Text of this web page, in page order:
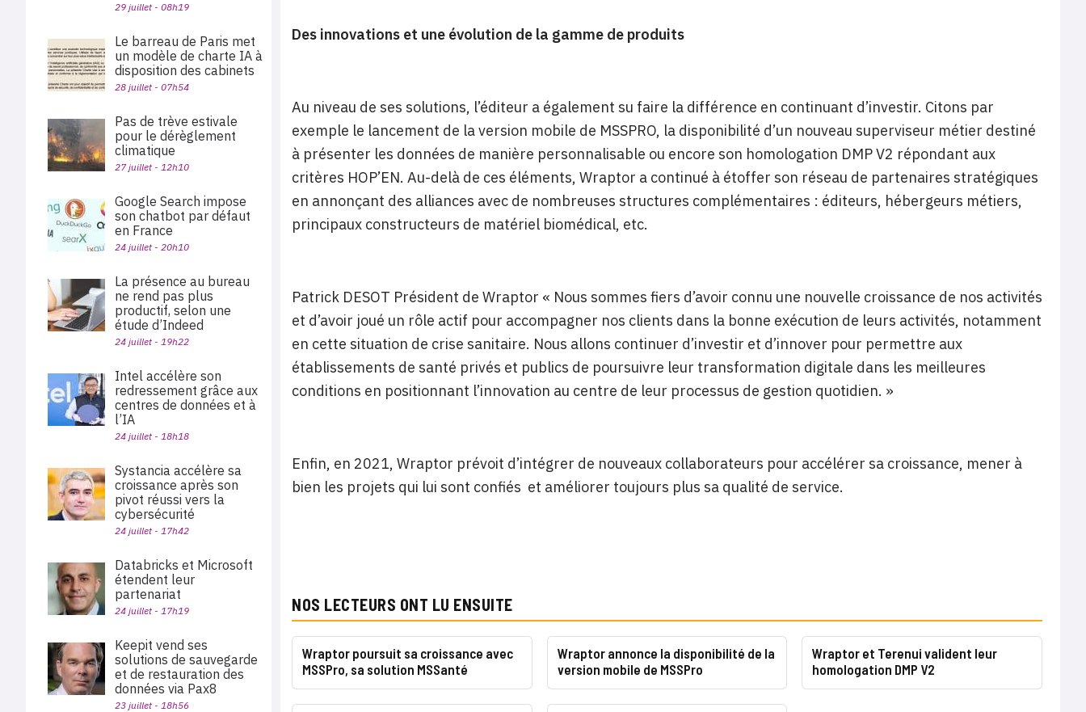
Des innovations et une évolution de la gamme de produits
Au niveau de ses solutions, l’éditeur a également su faire la différence en continuant d’investir. Citons par
exemple le lancement de la version mobile de MSSPRO, la disponibilité d’un nouveau superviseur métier destiné
à présenter les données de manière personnalisable ou encore son homologation DMP V2 répondant aux
critères HOP’EN. Au-delà de ces éléments, Wraptor a continué à étoffer son réseau de partenaires stratégiques
en annonçant des alliances avec de nombreuses structures complémentaires : éditeurs, hébergeurs métiers,
principaux constructeurs de matériel biomédical, etc.
Patrick DESOT Président de Wraptor « Nous sommes fiers d’avoir connu une nouvelle croissance de nos activités
et d’avoir joué un rôle actif pour accompagner nos clients dans la bonne exécution de leurs activités, notamment
en cette situation de crise sanitaire. Nous allons continuer d’investir et d’innover pour permettre aux
établissements de santé privés et publics de poursuivre leur transformation digitale dans les meilleures
conditions en positionnant l’innovation au centre de leur processus de gestion quotidien. »
Enfin, en 2021, Wraptor prévoit d’intégrer de nouveaux collaborateurs pour accélérer sa croissance, mener à
bien les projets qui lui sont confiés et améliorer toujours plus sa qualité de service.
NOS LECTEURS ONT LU ENSUITE
Wraptor poursuit sa croissance avec
MSSPro, sa solution MSSanté
Wraptor annonce la disponibilité de la
version mobile de MSSPro
Wraptor et Terenui valident leur
homologation DMP V2
29 juillet - 08h19
Le barreau de Paris met
un modèle de charte IA à
disposition des cabinets
28 juillet - 07h54
Pas de trève estivale
pour le dérèglement
climatique
27 juillet - 12h10
Google Search impose
son chatbot par défaut
en France
24 juillet - 20h10
La présence au bureau
ne rend pas plus
productif, selon une
étude d’Indeed
24 juillet - 19h22
Intel accélère son
redressement grâce aux
centres de données et à
l’IA
24 juillet - 18h18
Systancia accélère sa
croissance après son
pivot réussi vers la
cybersécurité
24 juillet - 17h42
Databricks et Microsoft
étendent leur
partenariat
24 juillet - 17h19
Keepit vend ses
solutions de sauvegarde
et de restauration des
données via Pax8
23 juillet - 18h56